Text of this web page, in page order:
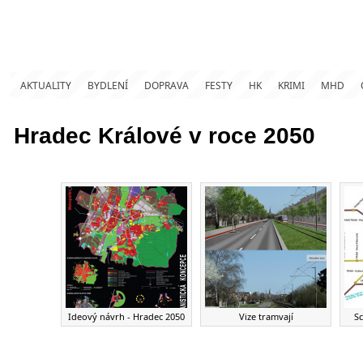
AKTUALITY BYDLENÍ DOPRAVA FESTY HK KRIMI MHD
Hradec Králové v roce 2050
Ideový návrh - Hradec 2050 Vize tramvají